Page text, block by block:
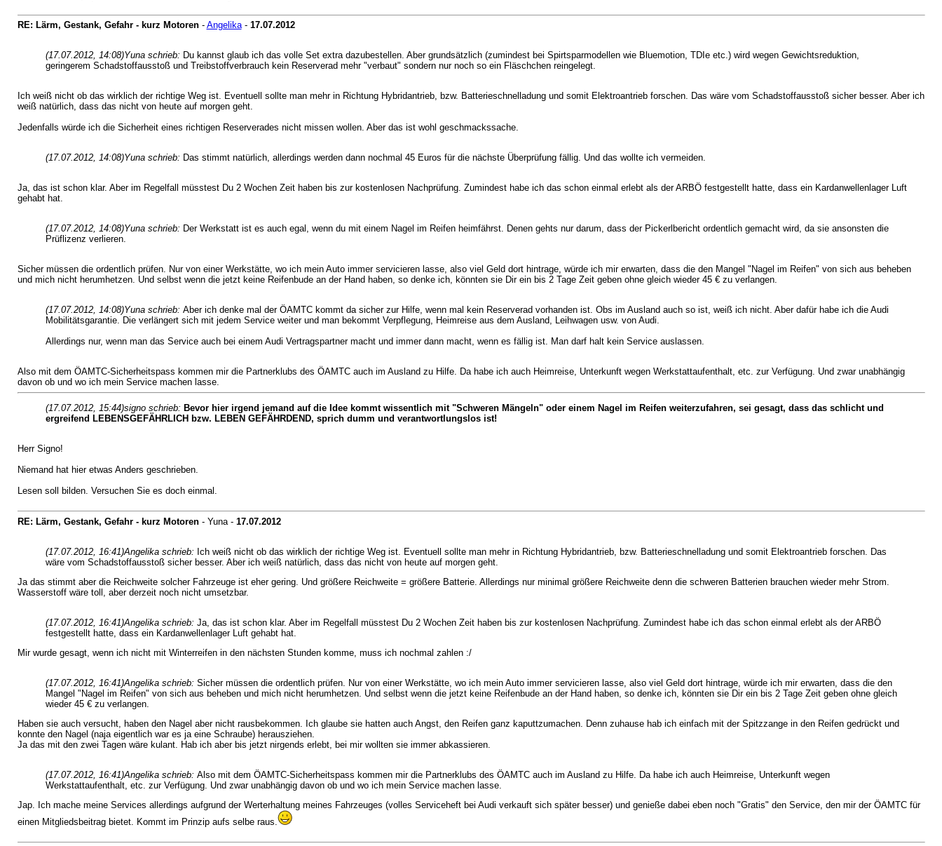
RE: Lärm, Gestank, Gefahr - kurz Motoren- Angelika- 17.07.2012
(17.07.2012, 14:08)Yuna schrieb: Du kannst glaub ich das volle Set extra dazubestellen. Aber grundsätzlich (zumindest bei Spirtsparmodellen wie Bluemotion, TDIe etc.) wird wegen Gewichtsreduktion,
geringerem Schadstoffausstoß und Treibstoffverbrauch kein Reserverad mehr "verbaut" sondern nur noch so ein Fläschchen reingelegt.
Ich weiß nicht ob das wirklich der richtige Weg ist. Eventuell sollte man mehr in Richtung Hybridantrieb, bzw. Batterieschnelladung und somit Elektroantrieb forschen. Das wäre vom Schadstoffausstoß sicher besser. Aber ich
weiß natürlich, dass das nicht von heute auf morgen geht.
Jedenfalls würde ich die Sicherheit eines richtigen Reserverades nicht missen wollen. Aber das ist wohl geschmackssache.
(17.07.2012, 14:08)Yuna schrieb: Das stimmt natürlich, allerdings werden dann nochmal 45 Euros für die nächste Überprüfung fällig. Und das wollte ich vermeiden.
Ja, das ist schon klar. Aber im Regelfall müsstest Du 2 Wochen Zeit haben bis zur kostenlosen Nachprüfung. Zumindest habe ich das schon einmal erlebt als der ARBÖ festgestellt hatte, dass ein Kardanwellenlager Luft
gehabt hat.
(17.07.2012, 14:08)Yuna schrieb: Der Werkstatt ist es auch egal, wenn du mit einem Nagel im Reifen heimfährst. Denen gehts nur darum, dass der Pickerlbericht ordentlich gemacht wird, da sie ansonsten die
Prüflizenz verlieren.
Sicher müssen die ordentlich prüfen. Nur von einer Werkstätte, wo ich mein Auto immer servicieren lasse, also viel Geld dort hintrage, würde ich mir erwarten, dass die den Mangel "Nagel im Reifen" von sich aus beheben
und mich nicht herumhetzen. Und selbst wenn die jetzt keine Reifenbude an der Hand haben, so denke ich, könnten sie Dir ein bis 2 Tage Zeit geben ohne gleich wieder 45 € zu verlangen.
(17.07.2012, 14:08)Yuna schrieb: Aber ich denke mal der ÖAMTC kommt da sicher zur Hilfe, wenn mal kein Reserverad vorhanden ist. Obs im Ausland auch so ist, weiß ich nicht. Aber dafür habe ich die Audi
Mobilitätsgarantie. Die verlängert sich mit jedem Service weiter und man bekommt Verpflegung, Heimreise aus dem Ausland, Leihwagen usw. von Audi.
Allerdings nur, wenn man das Service auch bei einem Audi Vertragspartner macht und immer dann macht, wenn es fällig ist. Man darf halt kein Service auslassen.
Also mit dem ÖAMTC-Sicherheitspass kommen mir die Partnerklubs des ÖAMTC auch im Ausland zu Hilfe. Da habe ich auch Heimreise, Unterkunft wegen Werkstattaufenthalt, etc. zur Verfügung. Und zwar unabhängig
davon ob und wo ich mein Service machen lasse.
(17.07.2012, 15:44)signo schrieb: Bevor hier irgend jemand auf die Idee kommt wissentlich mit "Schweren Mängeln" oder einem Nagel im Reifen weiterzufahren, sei gesagt, dass das schlicht und
ergreifend LEBENSGEFÄHRLICH bzw. LEBEN GEFÄHRDEND, sprich dumm und verantwortlungslos ist!
Herr Signo!
Niemand hat hier etwas Anders geschrieben.
Lesen soll bilden. Versuchen Sie es doch einmal.
RE: Lärm, Gestank, Gefahr - kurz Motoren- Yuna - 17.07.2012
(17.07.2012, 16:41)Angelika schrieb: Ich weiß nicht ob das wirklich der richtige Weg ist. Eventuell sollte man mehr in Richtung Hybridantrieb, bzw. Batterieschnelladung und somit Elektroantrieb forschen. Das
wäre vom Schadstoffausstoß sicher besser. Aber ich weiß natürlich, dass das nicht von heute auf morgen geht.
Ja das stimmt aber die Reichweite solcher Fahrzeuge ist eher gering. Und größere Reichweite = größere Batterie. Allerdings nur minimal größere Reichweite denn die schweren Batterien brauchen wieder mehr Strom.
Wasserstoff wäre toll, aber derzeit noch nicht umsetzbar.
(17.07.2012, 16:41)Angelika schrieb: Ja, das ist schon klar. Aber im Regelfall müsstest Du 2 Wochen Zeit haben bis zur kostenlosen Nachprüfung. Zumindest habe ich das schon einmal erlebt als der ARBÖ
festgestellt hatte, dass ein Kardanwellenlager Luft gehabt hat.
Mir wurde gesagt, wenn ich nicht mit Winterreifen in den nächsten Stunden komme, muss ich nochmal zahlen :/
(17.07.2012, 16:41)Angelika schrieb: Sicher müssen die ordentlich prüfen. Nur von einer Werkstätte, wo ich mein Auto immer servicieren lasse, also viel Geld dort hintrage, würde ich mir erwarten, dass die den
Mangel "Nagel im Reifen" von sich aus beheben und mich nicht herumhetzen. Und selbst wenn die jetzt keine Reifenbude an der Hand haben, so denke ich, könnten sie Dir ein bis 2 Tage Zeit geben ohne gleich
wieder 45 € zu verlangen.
Haben sie auch versucht, haben den Nagel aber nicht rausbekommen. Ich glaube sie hatten auch Angst, den Reifen ganz kaputtzumachen. Denn zuhause hab ich einfach mit der Spitzzange in den Reifen gedrückt und
konnte den Nagel (naja eigentlich war es ja eine Schraube) herausziehen.
Ja das mit den zwei Tagen wäre kulant. Hab ich aber bis jetzt nirgends erlebt, bei mir wollten sie immer abkassieren.
(17.07.2012, 16:41)Angelika schrieb: Also mit dem ÖAMTC-Sicherheitspass kommen mir die Partnerklubs des ÖAMTC auch im Ausland zu Hilfe. Da habe ich auch Heimreise, Unterkunft wegen
Werkstattaufenthalt, etc. zur Verfügung. Und zwar unabhängig davon ob und wo ich mein Service machen lasse.
Jap. Ich mache meine Services allerdings aufgrund der Werterhaltung meines Fahrzeuges (volles Serviceheft bei Audi verkauft sich später besser) und genieße dabei eben noch "Gratis" den Service, den mir der ÖAMTC für
einen Mitgliedsbeitrag bietet. Kommt im Prinzip aufs selbe raus.